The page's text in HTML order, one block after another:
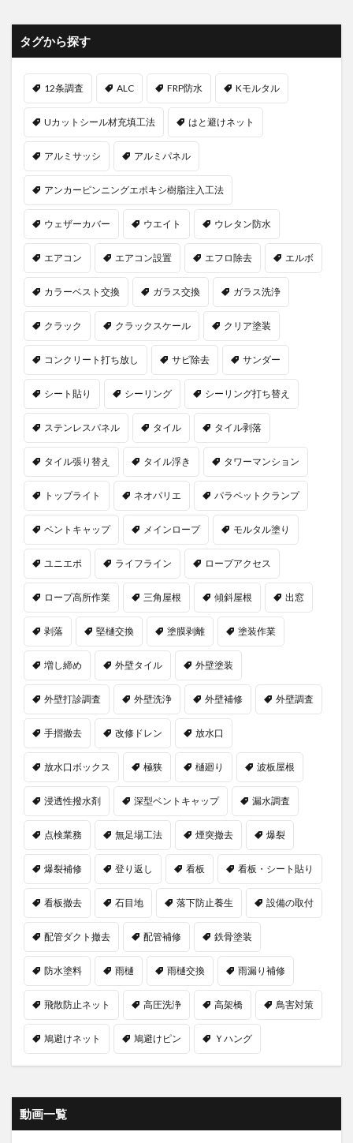
タグから探す
12条調査 ALC FRP防水 Kモルタル
Uカットシール材充填工法 はと避けネット
アルミサッシ アルミパネル
アンカーピンニングエポキシ樹脂注入工法
ウェザーカバー ウエイト ウレタン防水
エアコン エアコン設置 エフロ除去 エルボ
カラーベスト交換 ガラス交換 ガラス洗浄
クラック クラックスケール クリア塗装
コンクリート打ち放し サビ除去 サンダー
シート貼り シーリング シーリング打ち替え
ステンレスパネル タイル タイル剥落
タイル張り替え タイル浮き タワーマンション
トップライト ネオパリエ パラペットクランプ
ベントキャップ メインロープ モルタル塗り
ユニエポ ライフライン ロープアクセス
ロープ高所作業 三角屋根 傾斜屋根 出窓
剥落 堅樋交換 塗膜剥離 塗装作業
増し締め 外壁タイル 外壁塗装
外壁打診調査 外壁洗浄 外壁補修 外壁調査
手摺撤去 改修ドレン 放水口
放水口ボックス 極狭 樋廻り 波板屋根
浸透性撥水剤 深型ベントキャップ 漏水調査
点検業務 無足場工法 煙突撤去 爆裂
爆裂補修 登り返し 看板 看板・シート貼り
看板撤去 石目地 落下防止養生 設備の取付
配管ダクト撤去 配管補修 鉄骨塗装
防水塗料 雨樋 雨樋交換 雨漏り補修
飛散防止ネット 高圧洗浄 高架橋 鳥害対策
鳩避けネット 鳩避けピン Ｙハング
動画一覧